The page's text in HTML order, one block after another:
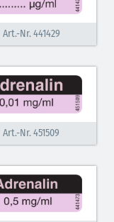
2012
Art.-Nr. 441429
Art.-Nr. 451509